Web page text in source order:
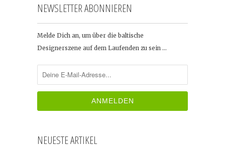
NEWSLETTER ABONNIEREN
Melde Dich an, um über die baltische
Designerszene auf dem Laufenden zu sein …
NEUESTE ARTIKEL